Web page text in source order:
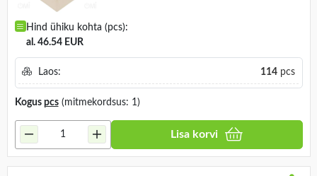
Hind ühiku kohta (pcs):
al. 46.54 EUR
Laos: 114pcs
Kogus pcs(mitmekordsus: 1)
Lisa korvi